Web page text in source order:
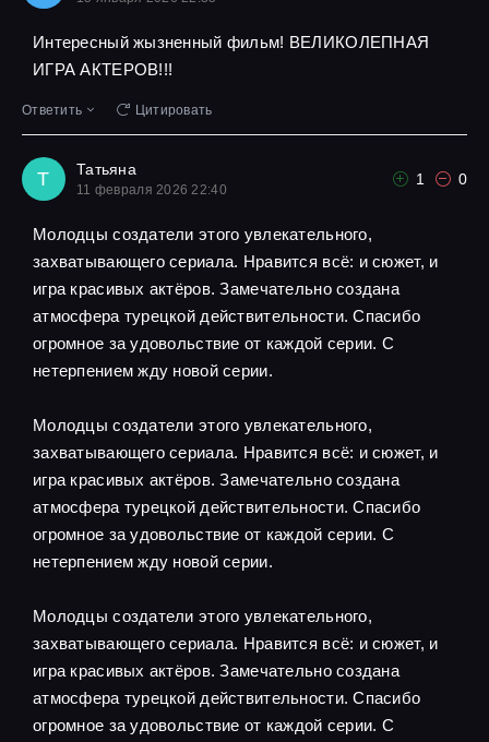
Интересный жызненный фильм! ВЕЛИКОЛЕПНАЯ
ИГРА АКТЕРОВ!!!
Ответить Цитировать
Т Татьяна
11 февраля 2026 22:40
1 0
Молодцы создатели этого увлекательного,
захватывающего сериала. Нравится всё: и сюжет, и
игра красивых актёров. Замечательно создана
атмосфера турецкой действительности. Спасибо
огромное за удовольствие от каждой серии. С
нетерпением жду новой серии.
Молодцы создатели этого увлекательного,
захватывающего сериала. Нравится всё: и сюжет, и
игра красивых актёров. Замечательно создана
атмосфера турецкой действительности. Спасибо
огромное за удовольствие от каждой серии. С
нетерпением жду новой серии.
Молодцы создатели этого увлекательного,
захватывающего сериала. Нравится всё: и сюжет, и
игра красивых актёров. Замечательно создана
атмосфера турецкой действительности. Спасибо
огромное за удовольствие от каждой серии. С